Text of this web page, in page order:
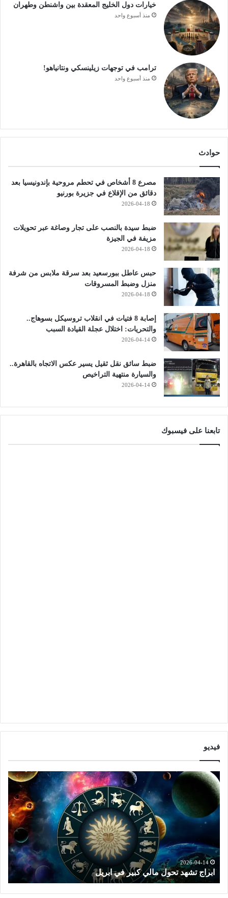
خيارات دول الخليج المعقدة بين واشنطن وطهران
منذ أسبوع واحد
ترامب في توجهات زيلينسكي ونتانياهو!
منذ أسبوع واحد
حوادث
مصرع 8 أشخاص في تحطم مروحية بإندونيسيا بعد
دقائق من الإقلاع في جزيرة بورنيو
2026-04-18
ضبط سيدة بالنصب على تجار وصاغة عبر تحويلات
مزيفة في الجيزة
2026-04-18
حبس عاطل ببورسعيد بعد سرقة ملابس من شرفة
منزل وضبط المسروقات
2026-04-18
إصابة 8 فتيات في انقلاب تروسيكل بسوهاج..
والتحريات: اختلال عجلة القيادة السبب
2026-04-14
ضبط سائق نقل ثقيل يسير عكس الاتجاه بالقاهرة..
والسيارة منتهية التراخيص
2026-04-14
تابعنا على فيسبوك
فيديو
ب
ر
ا
ج
ه
ح
و
2026-04-14
ابراج تشهد تحول مالي كبير في ابريل
ا